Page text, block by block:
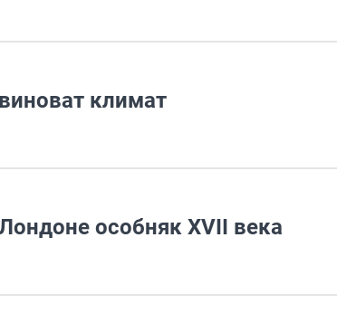
климат
особняк XVII века